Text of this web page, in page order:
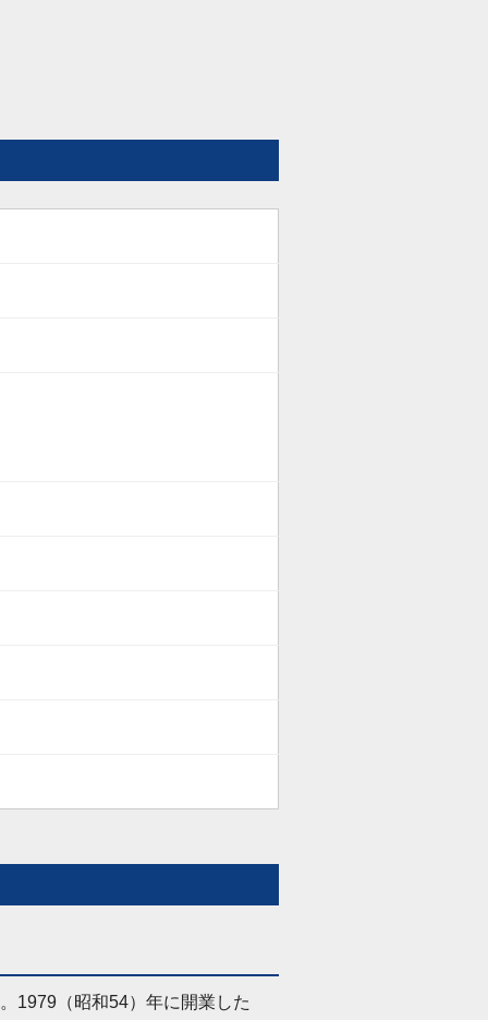
1979（昭和54）年に開業した